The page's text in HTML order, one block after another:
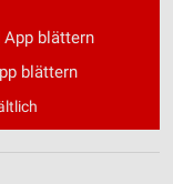
blättern
blättern